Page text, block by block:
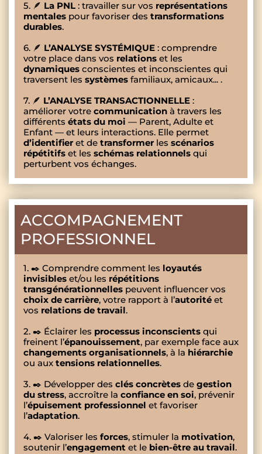
5. 🪶 La PNL : travailler sur vos représentations
mentales pour favoriser des transformations
durables.
6. 🪶 L’ANALYSE SYSTÉMIQUE : comprendre
votre place dans vos relations et les
dynamiques conscientes et inconscientes qui
traversent les systèmes familiaux, amicaux... .
7. 🪶 L’ANALYSE TRANSACTIONNELLE :
améliorer votre communication à travers les
différents états du moi — Parent, Adulte et
Enfant — et leurs interactions. Elle permet
d’identifier et de transformer les scénarios
répétitifs et les schémas relationnels qui
perturbent vos échanges.
ACCOMPAGNEMENT
PROFESSIONNEL
1. ✒️ Comprendre comment les loyautés
invisibles et/ou les répétitions
transgénérationnelles peuvent influencer vos
choix de carrière, votre rapport à l’autorité et
vos relations de travail.
2. ✒️ Éclairer les processus inconscients qui
freinent l’épanouissement, par exemple face aux
changements organisationnels, à la hiérarchie
ou aux tensions relationnelles.
3. ✒️ Développer des clés concrètes de gestion
du stress, accroître la confiance en soi, prévenir
l’épuisement professionnel et favoriser
l’adaptation.
4. ✒️ Valoriser les forces, stimuler la motivation,
soutenir l’engagement et le bien-être au travail.